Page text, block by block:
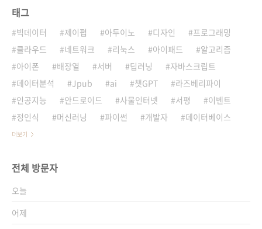
태그
빅데이터 제이펍 아두이노 디자인
프로그래밍
클라우드
네트워크 리눅스 아이패드
알고리즘
아이폰
배장열 서버 딥러닝
자바스크립트
데이터분석
Jpub ai 챗GPT
라즈베리파이
인공지능
안드로이드 사물인터넷 서평
이벤트
정인식
머신러닝 파이썬 개발자 데이터베이스
더보기
전체 방문자
오늘
어제